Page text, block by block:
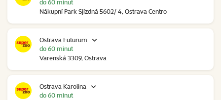
Nákupní Park Sjízdná 5602/ 4, Ostrava Centro
do 60 minut
Ostrava Futurum
Varenská 3309, Ostrava
do 60 minut
Ostrava Karolina
do 60 minut